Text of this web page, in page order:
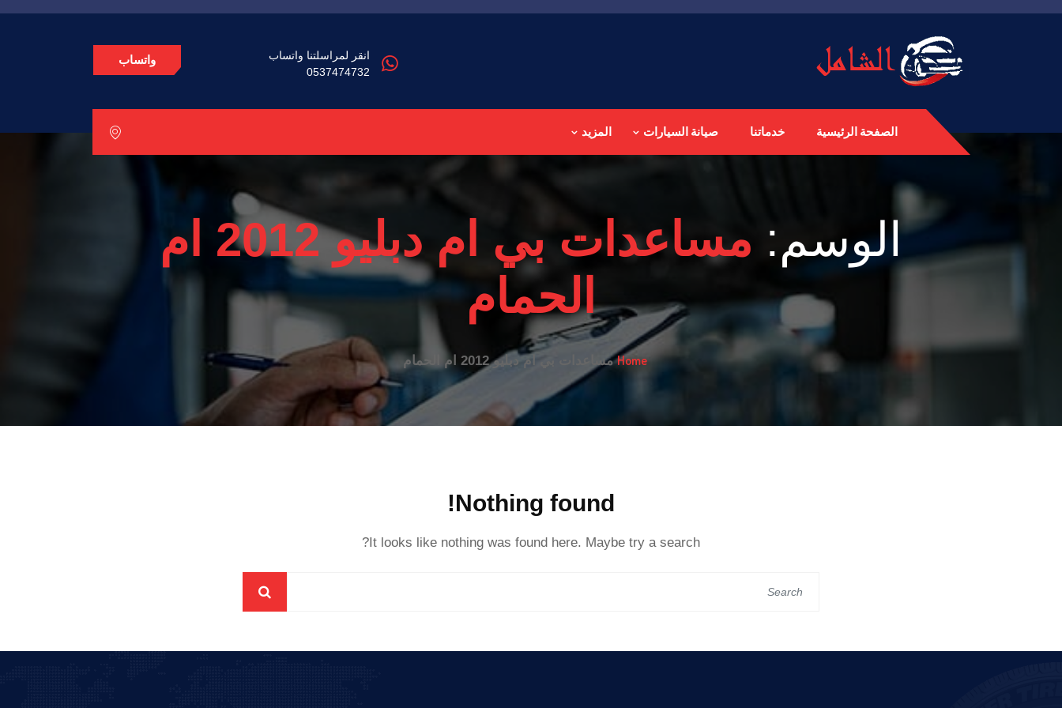
انقر لمراسلتنا واتساب
0537474732
واتساب
الصفحة الرئيسية خدماتنا صيانة السيارات المزيد
الوسم:
مساعدات بي ام دبليو 2012 ام
الحمام
Homeمساعدات بي ام دبليو 2012 ام الحمام
Nothing found!
It looks like nothing was found here. Maybe try a search?